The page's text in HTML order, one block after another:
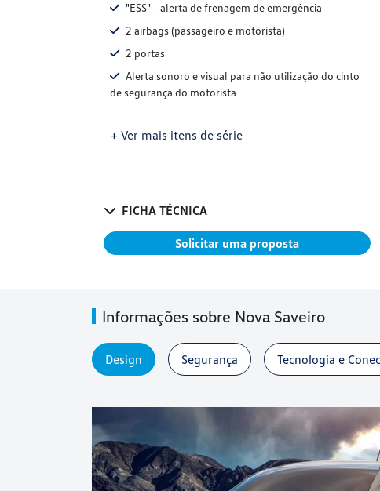
"ESS" - alerta de frenagem de emergência
2 airbags (passageiro e motorista)
2 portas
Alerta sonoro e visual para não utilização do cinto
de segurança do motorista
+ Ver mais itens de série
FICHA TÉCNICA
Solicitar uma proposta
Informações sobre Nova Saveiro
Design Segurança Tecnologia e